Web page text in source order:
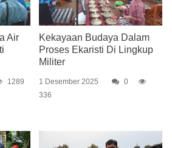
Air
1289
Kekayaan Budaya Dalam
Proses Ekaristi Di Lingkup
Militer
1 Desember 2025
0
336